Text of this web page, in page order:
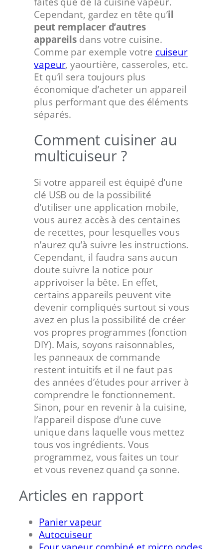
Cependant, gardez en tête qu’il
peut remplacer d’autres
appareils dans votre cuisine.
Comme par exemple votre cuiseur
vapeur, yaourtière, casseroles, etc.
Et qu’il sera toujours plus
économique d’acheter un appareil
plus performant que des éléments
séparés.
Comment cuisiner au
multicuiseur ?
Si votre appareil est équipé d’une
clé USB ou de la possibilité
d’utiliser une application mobile,
vous aurez accès à des centaines
de recettes, pour lesquelles vous
n’aurez qu’à suivre les instructions.
Cependant, il faudra sans aucun
doute suivre la notice pour
apprivoiser la bête. En effet,
certains appareils peuvent vite
devenir compliqués surtout si vous
avez en plus la possibilité de créer
vos propres programmes (fonction
DIY). Mais, soyons raisonnables,
les panneaux de commande
restent intuitifs et il ne faut pas
des années d’études pour arriver à
comprendre le fonctionnement.
Sinon, pour en revenir à la cuisine,
l’appareil dispose d’une cuve
unique dans laquelle vous mettez
tous vos ingrédients. Vous
programmez, vous faites un tour
et vous revenez quand ça sonne.
Articles en rapport
Panier vapeur
Autocuiseur